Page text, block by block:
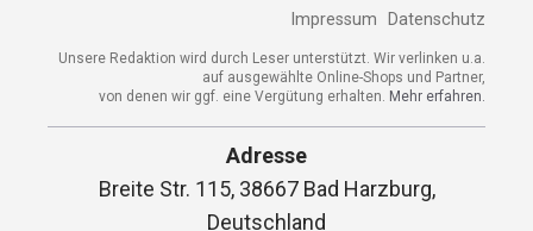
Impressum Datenschutz
Unsere Redaktion wird durch Leser unterstützt. Wir verlinken
u.a. auf ausgewählte Online-Shops und Partner,
von denen wir ggf. eine Vergütung erhalten.
Mehr erfahren.
Adresse
Breite Str. 115, 38667 Bad Harzburg,
Deutschland